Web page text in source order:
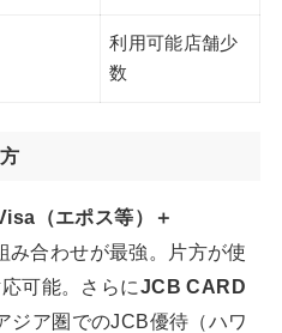
利用可能店舗少
数
（エポス等）＋
み合わせが最強。片方が使
可能。さらにJCB CARD
ジア圏でのJCB優待（ハワ